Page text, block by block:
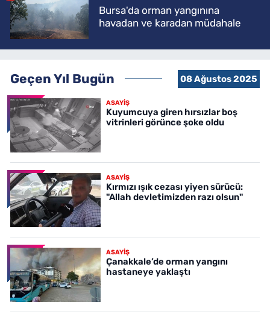
Bursa'da orman yangınına
havadan ve karadan müdahale
Geçen Yıl Bugün 08 Ağustos 2025
ASAYİŞ
Kuyumcuya giren hırsızlar boş
vitrinleri görünce şoke oldu
ASAYİŞ
Kırmızı ışık cezası yiyen sürücü:
"Allah devletimizden razı olsun"
ASAYİŞ
Çanakkale’de orman yangını
hastaneye yaklaştı